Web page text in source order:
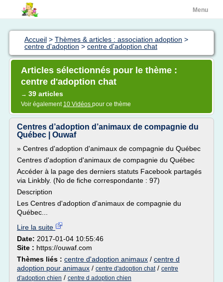
Menu
Accueil > Thèmes & articles : association adoption >
centre d'adoption > centre d'adoption chat
Articles sélectionnés pour le thème :
centre d'adoption chat
→ 39 articles
Voir également 10 Vidéos pour ce thème
Centres d’adoption d’animaux de compagnie du
Québec | Ouwaf
» Centres d'adoption d'animaux de compagnie du Québec
Centres d'adoption d'animaux de compagnie du Québec
Accéder à la page des derniers statuts Facebook partagés
via Linkbly. (No de fiche correspondante : 97)
Description
Les Centres d'adoption d'animaux de compagnie du
Québec...
Lire la suite
Date: 2017-01-04 10:55:46
Site : https://ouwaf.com
Thèmes liés : centre d'adoption animaux / centre d
adoption pour animaux / centre d'adoption chat/ centre
d'adoption chien / centre d adoption chien